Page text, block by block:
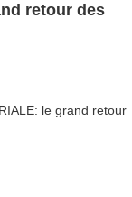
retour des